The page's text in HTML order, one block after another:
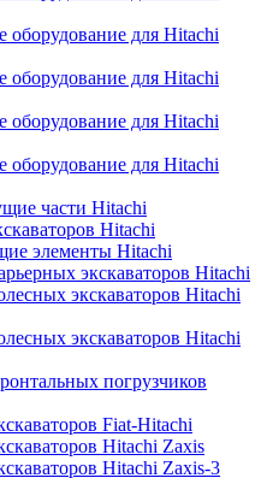
оборудование для Hitachi
оборудование для Hitachi
оборудование для Hitachi
оборудование для Hitachi
части Hitachi
Hitachi
элементы Hitachi
экскаваторов Hitachi
экскаваторов Hitachi
экскаваторов Hitachi
погрузчиков
Fiat-Hitachi
Hitachi Zaxis
Hitachi Zaxis-3